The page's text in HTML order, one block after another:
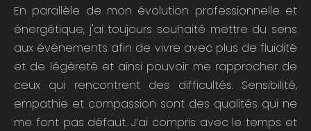
En parallèle de mon évolution professionnelle et
énergétique, j'ai toujours souhaité mettre du sens
aux événements afin de vivre avec plus de fluidité
et de légèreté et ainsi pouvoir me rapprocher de
ceux qui rencontrent des difficultés. Sensibilité,
empathie et compassion sont des qualités qui ne
me font pas défaut. J’ai compris avec le temps et